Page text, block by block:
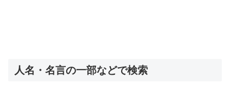
人名・名言の一部などで検索